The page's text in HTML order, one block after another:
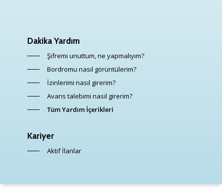
Dakika Yardım
Şifremi unuttum, ne yapmalıyım?
Bordromu nasıl görüntülerim?
İzinlerimi nasıl girerim?
Avans talebimi nasıl girerim?
Tüm Yardım İçerikleri
Kariyer
Aktif İlanlar